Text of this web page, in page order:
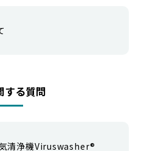
する質問
清浄機Viruswasher®︎